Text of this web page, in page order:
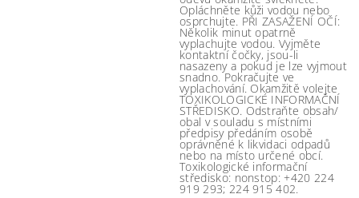
Opláchněte kůži vodou nebo
osprchujte. PŘI ZASAŽENÍ OČÍ:
Několik minut opatrně
vyplachujte vodou. Vyjměte
kontaktní čočky, jsou-li
nasazeny a pokud je lze vyjmout
snadno. Pokračujte ve
vyplachování. Okamžitě volejte
TOXIKOLOGICKÉ INFORMAČNÍ
STŘEDISKO. Odstraňte obsah/
obal v souladu s místními
předpisy předáním osobě
oprávněné k likvidaci odpadů
nebo na místo určené obcí.
Toxikologické informační
středisko: nonstop: +420 224
919 293; 224 915 402.